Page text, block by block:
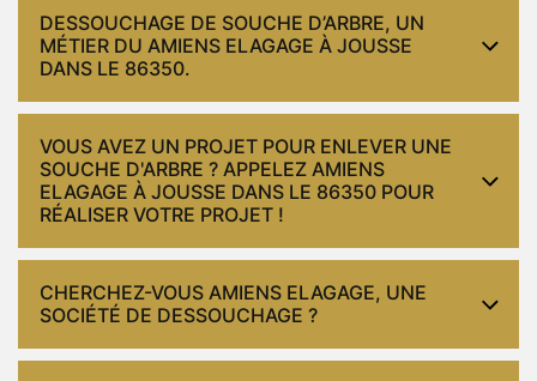
DESSOUCHAGE DE SOUCHE D’ARBRE, UN
MÉTIER DU AMIENS ELAGAGE À JOUSSE
DANS LE 86350.
VOUS AVEZ UN PROJET POUR ENLEVER UNE
SOUCHE D'ARBRE ? APPELEZ AMIENS
ELAGAGE À JOUSSE DANS LE 86350 POUR
RÉALISER VOTRE PROJET !
CHERCHEZ-VOUS AMIENS ELAGAGE, UNE
SOCIÉTÉ DE DESSOUCHAGE ?